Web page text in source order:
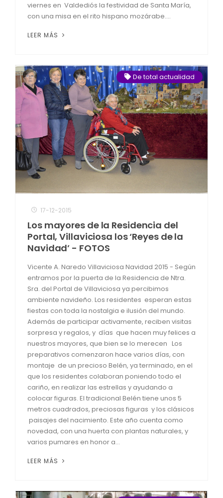
viernes en Valdediós la festividad de Santa María,
con una misa en el rito hispano mozárabe....
LEER MÁS
De total actualidad
17-12-2015
Los mayores de la Residencia del
Portal, Villaviciosa los ‘Reyes de la
Navidad’ - FOTOS
Vicente A. Naredo Villaviciosa Navidad 2015 - Según
entramos por la puerta de la Residencia de Ntra.
Sra. del Portal de Villaviciosa ya percibimos
ambiente navideño. Los residentes esperan estas
fiestas con toda la nostalgia e ilusión del mundo.
Además de participar activamente, reciben visitas
sorpresa y regalos, y días que hacen muy felices a
nuestros mayores, que bien se lo merecen Los
preparativos comenzaron hace varios días, con
montaje de un precioso Belén, ya terminado, en el
que los residentes colaboran poniendo todo el
cariño, en realizar las estrellas y ayudando a
colocar figuras. El tradicional Belén tiene unos 5
metros cuadrados, preciosas figuras y los clásicos
paisajes del nacimiento. Este año cuenta como
novedad, con una huerta con plantas naturales, y
varios pumares en honor a...
LEER MÁS